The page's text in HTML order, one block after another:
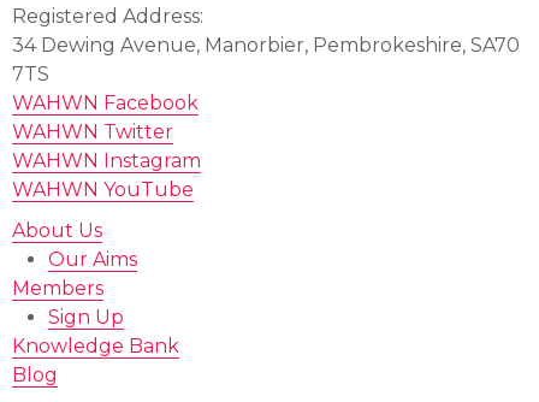
Registered Address:
34 Dewing Avenue, Manorbier, Pembrokeshire, SA70
7TS
WAHWN Facebook
WAHWN Twitter
WAHWN Instagram
WAHWN YouTube
About Us
Our Aims
Members
Sign Up
Knowledge Bank
Blog